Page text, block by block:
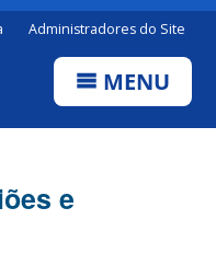
Administradores do Site
MENU
e